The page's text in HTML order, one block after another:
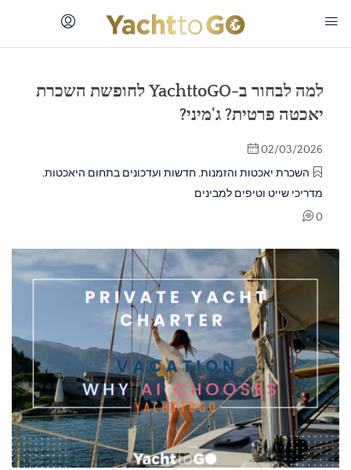
למה לבחור ב-YachttoGO לחופשת השכרת
יאכטה פרטית? ג'מיני?
02/03/2026
השכרת יאכטות והזמנות, חדשות ועדכונים בתחום היאכטות,
מדריכי שייט וטיפים למבינים
0